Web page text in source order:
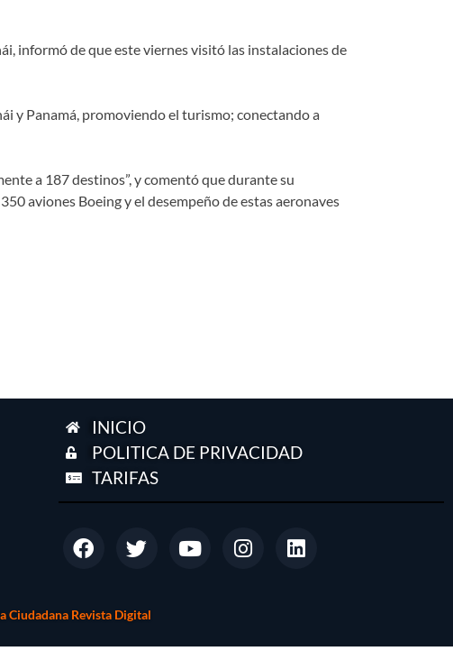
informó de que este viernes visitó las instalaciones de
y Panamá, promoviendo el turismo; conectando a
a 187 destinos”, y comentó que durante su
aviones Boeing y el desempeño de estas aeronaves
INICIO
POLITICA DE PRIVACIDAD
TARIFAS
Ciudadana Revista Digital